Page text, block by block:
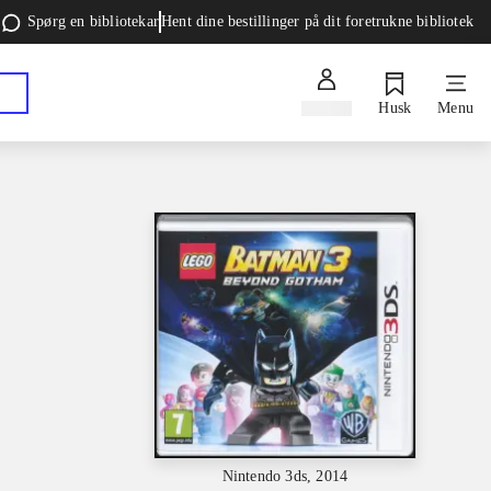
Spørg en bibliotekarHent dine bestillinger på dit foretrukne bibliotek
Husk Menu
Nintendo 3ds, 2014